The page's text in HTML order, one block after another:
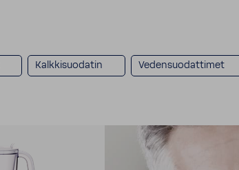
Kalkkisuodatin Vedensuodattimet